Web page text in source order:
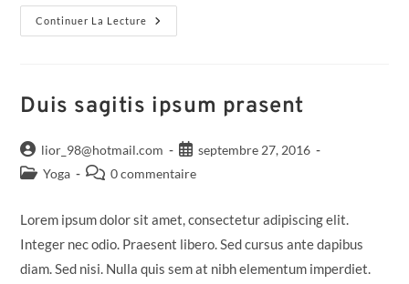
Continuer La Lecture
Duis sagitis ipsum prasent
lior_98@hotmail.com
septembre 27, 2016
Yoga
0 commentaire
Lorem ipsum dolor sit amet, consectetur adipiscing elit.
Integer nec odio. Praesent libero. Sed cursus ante dapibus
diam. Sed nisi. Nulla quis sem at nibh elementum imperdiet.